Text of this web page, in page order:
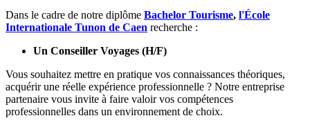
Dans le cadre de notre diplôme Bachelor Tourisme, l'École
Internationale Tunon de Caen recherche :
Un Conseiller Voyages (H/F)
Vous souhaitez mettre en pratique vos connaissances théoriques,
acquérir une réelle expérience professionnelle ? Notre entreprise
partenaire vous invite à faire valoir vos compétences
professionnelles dans un environnement de choix.